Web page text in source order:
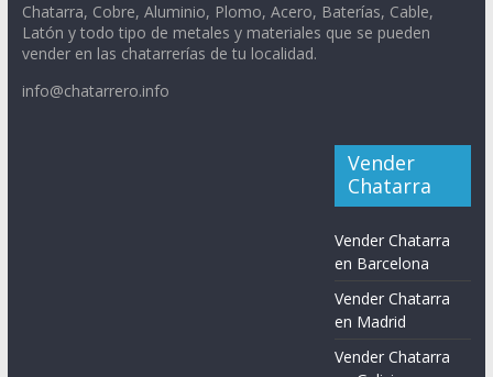
Chatarra, Cobre, Aluminio, Plomo, Acero, Baterías, Cable,
Latón y todo tipo de metales y materiales que se pueden
vender en las chatarrerías de tu localidad.
info@chatarrero.info
Vender
Chatarra
Vender Chatarra
en Barcelona
Vender Chatarra
en Madrid
Vender Chatarra